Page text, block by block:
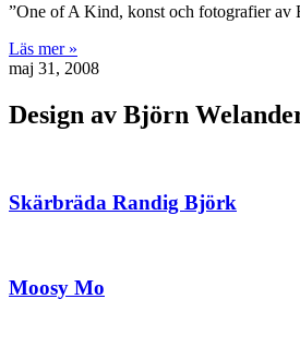
”One of A Kind, konst och fotografier av
Läs mer »
maj 31, 2008
Design av Björn
Skärbräda Randig Björk
Moosy Mo